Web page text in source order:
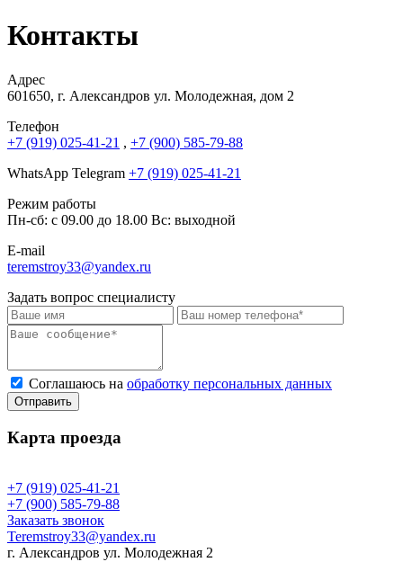
Контакты
Адрес
601650, г. Александров ул. Молодежная, дом 2
Телефон
+7 (919) 025-41-21 , +7 (900) 585-79-88
WhatsApp Telegram +7 (919) 025-41-21
Режим работы
Пн-сб: с 09.00 до 18.00 Вс: выходной
E-mail
teremstroy33@yandex.ru
Задать вопрос специалисту
Соглашаюсь на обработку персональных данных
Отправить
Карта проезда
+7 (919) 025-41-21
+7 (900) 585-79-88
Заказать звонок
Teremstroy33@yandex.ru
г. Александров ул. Молодежная 2